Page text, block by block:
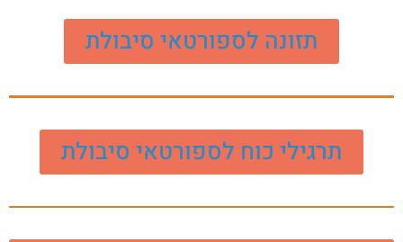
תזונה לספורטאי סיבולת
תרגילי כוח לספורטאי סיבולת